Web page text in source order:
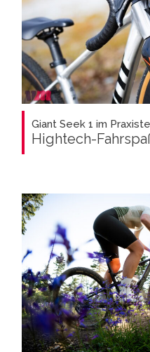
Giant Seek 1 im
Hightech-